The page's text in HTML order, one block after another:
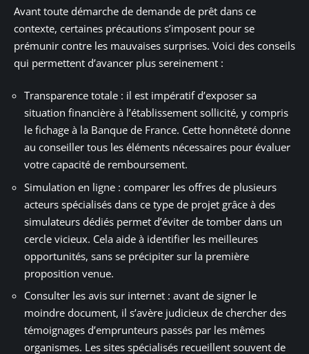
Avant toute démarche de demande de prêt dans ce
contexte, certaines précautions s’imposent pour se
prémunir contre les mauvaises surprises. Voici des conseils
qui permettent d’avancer plus sereinement :
Transparence totale : il est impératif d’exposer sa
situation financière à l’établissement sollicité, y compris
le fichage à la Banque de France. Cette honnêteté donne
au conseiller tous les éléments nécessaires pour évaluer
votre capacité de remboursement.
Simulation en ligne : comparer les offres de plusieurs
acteurs spécialisés dans ce type de projet grâce à des
simulateurs dédiés permet d’éviter de tomber dans un
cercle vicieux. Cela aide à identifier les meilleures
opportunités, sans se précipiter sur la première
proposition venue.
Consulter les avis sur internet : avant de signer le
moindre document, il s’avère judicieux de chercher des
témoignages d’emprunteurs passés par les mêmes
organismes. Les sites spécialisés recueillent souvent de